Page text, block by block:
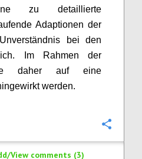
zu detaillierte
Adaptionen der
bei den
Im Rahmen der
daher auf eine
werden.
View comments (3)